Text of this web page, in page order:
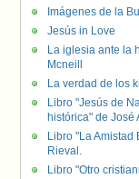
Imágenes de la
Jesús in Love
La iglesia ante la
Mcneill
La verdad de los
Libro "Jesús de
histórica" de José
Libro "La Amistad
Rieval.
Libro "Otro